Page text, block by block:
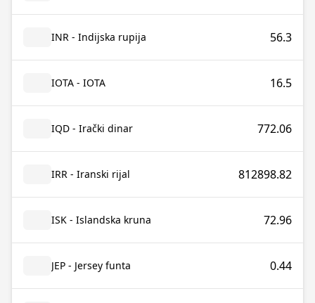
INR - Indijska rupija 56.3
IOTA - IOTA 16.5
IQD - Irački dinar 772.06
IRR - Iranski rijal 812898.82
ISK - Islandska kruna 72.96
JEP - Jersey funta 0.44